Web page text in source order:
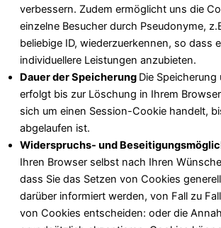
verbessern. Zudem ermöglicht uns die
einzelne Besucher durch Pseudonyme,
beliebige ID, wiederzuerkennen, so dass
individuellere Leistungen anzubieten.
Dauer der Speicherung Die
erfolgt bis zur Löschung in Ihrem
sich um einen Session-Cookie handelt,
abgelaufen ist.
Widerspruchs- und
Ihren Browser selbst nach Ihren
dass Sie das Setzen von Cookies
darüber informiert werden, von Fall zu
von Cookies entscheiden: oder die